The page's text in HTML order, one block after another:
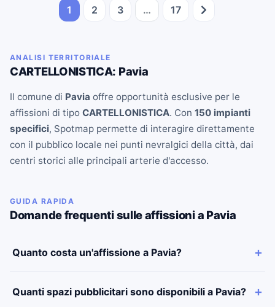
1 2 3 … 17
ANALISI TERRITORIALE
CARTELLONISTICA: Pavia
Il comune di Pavia offre opportunità esclusive per le
affissioni di tipo CARTELLONISTICA. Con 150 impianti
specifici, Spotmap permette di interagire direttamente
con il pubblico locale nei punti nevralgici della città, dai
centri storici alle principali arterie d'accesso.
GUIDA RAPIDA
Domande frequenti sulle affissioni a Pavia
Quanto costa un'affissione a Pavia?
Quanti spazi pubblicitari sono disponibili a Pavia?